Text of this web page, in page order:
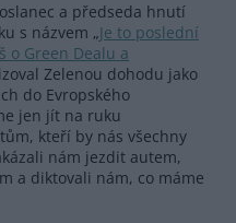
a předseda hnutí
s názvem „Je to poslední
o Green Dealu a
Zelenou dohodu jako
do Evropského
jen jít na ruku
kteří by nás všechny
nám jezdit autem,
a diktovali nám, co máme